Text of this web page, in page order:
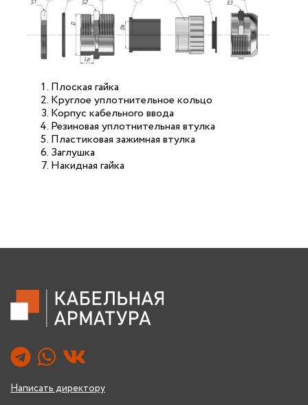
Плоская гайка
Круглое уплотнительное кольцо
Корпус кабельного ввода
Резиновая уплотнительная втулка
Пластиковая зажимная втулка
Заглушка
Накидная гайка
Написать директору